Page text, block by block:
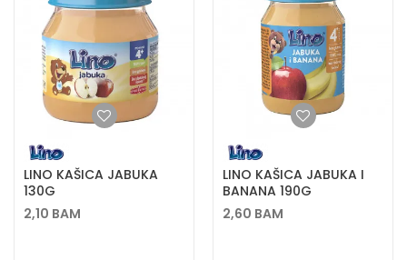
LINO KAŠICA JABUKA
130G
2,10 BAM
LINO KAŠICA JABUKA I
BANANA 190G
2,60 BAM